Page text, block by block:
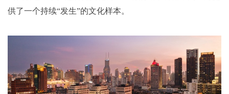
供了一个持续“发生”的文化样本。